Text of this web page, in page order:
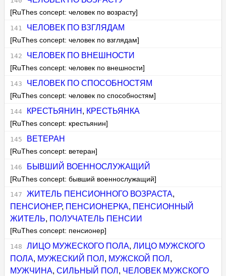
[RuThes concept: человек по возрасту]
ЧЕЛОВЕК ПО ВЗГЛЯДАМ
[RuThes concept: человек по взглядам]
ЧЕЛОВЕК ПО ВНЕШНОСТИ
[RuThes concept: человек по внешности]
ЧЕЛОВЕК ПО СПОСОБНОСТЯМ
[RuThes concept: человек по способностям]
КРЕСТЬЯНИН , КРЕСТЬЯНКА
[RuThes concept: крестьянин]
ВЕТЕРАН
[RuThes concept: ветеран]
БЫВШИЙ ВОЕННОСЛУЖАЩИЙ
[RuThes concept: бывший военнослужащий]
ЖИТЕЛЬ ПЕНСИОННОГО ВОЗРАСТА,
ПЕНСИОНЕР, ПЕНСИОНЕРКА, ПЕНСИОННЫЙ
ЖИТЕЛЬ, ПОЛУЧАТЕЛЬ ПЕНСИИ
[RuThes concept: пенсионер]
ЛИЦО МУЖЕСКОГО ПОЛА, ЛИЦО МУЖСКОГО
ПОЛА, МУЖЕСКИЙ ПОЛ , МУЖСКОЙ ПОЛ ,
МУЖЧИНА,СИЛЬНЫЙ ПОЛ , ЧЕЛОВЕК МУЖСКОГО